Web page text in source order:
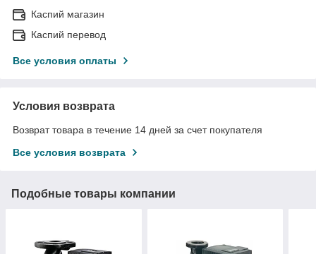
Каспий магазин
Каспий перевод
Все условия оплаты
Условия возврата
Возврат товара в течение 14 дней за счет покупателя
Все условия возврата
Подобные товары компании